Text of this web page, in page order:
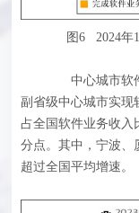
图6 2024年
中心城市软件
副省级中心城市实现
占全国软件业务收入
分点。其中，宁波、
超过全国平均增速。